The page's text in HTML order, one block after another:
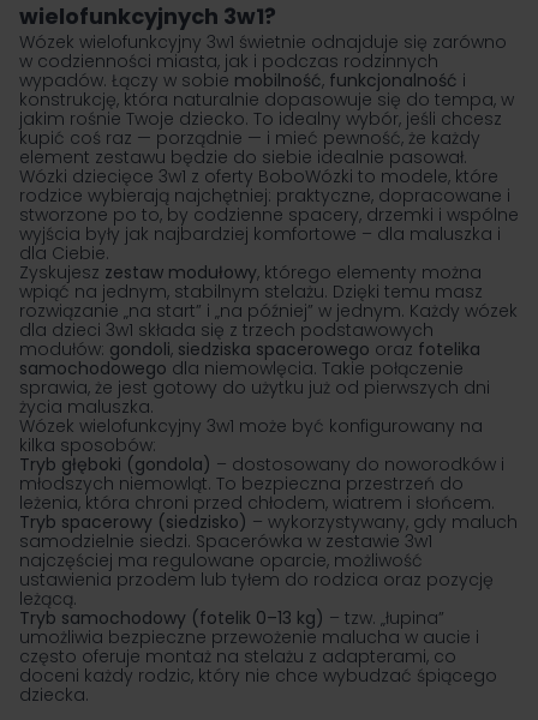
wielofunkcyjnych 3w1?
Wózek wielofunkcyjny 3w1 świetnie odnajduje się zarówno
w codzienności miasta, jak i podczas rodzinnych
wypadów. Łączy w sobie mobilność, funkcjonalność i
konstrukcję, która naturalnie dopasowuje się do tempa, w
jakim rośnie Twoje dziecko. To idealny wybór, jeśli chcesz
kupić coś raz — porządnie — i mieć pewność, że każdy
element zestawu będzie do siebie idealnie pasował.
Wózki dziecięce 3w1 z oferty BoboWózki to modele, które
rodzice wybierają najchętniej: praktyczne, dopracowane i
stworzone po to, by codzienne spacery, drzemki i wspólne
wyjścia były jak najbardziej komfortowe – dla maluszka i
dla Ciebie.
Zyskujesz zestaw modułowy, którego elementy można
wpiąć na jednym, stabilnym stelażu. Dzięki temu masz
rozwiązanie „na start” i „na później” w jednym. Każdy wózek
dla dzieci 3w1 składa się z trzech podstawowych
modułów: gondoli, siedziska spacerowego oraz fotelika
samochodowego dla niemowlęcia. Takie połączenie
sprawia, że jest gotowy do użytku już od pierwszych dni
życia maluszka.
Wózek wielofunkcyjny 3w1 może być konfigurowany na
kilka sposobów:
Tryb głęboki (gondola) – dostosowany do noworodków i
młodszych niemowląt. To bezpieczna przestrzeń do
leżenia, która chroni przed chłodem, wiatrem i słońcem.
Tryb spacerowy (siedzisko) – wykorzystywany, gdy maluch
samodzielnie siedzi. Spacerówka w zestawie 3w1
najczęściej ma regulowane oparcie, możliwość
ustawienia przodem lub tyłem do rodzica oraz pozycję
leżącą.
Tryb samochodowy (fotelik 0–13 kg) – tzw. „łupina”
umożliwia bezpieczne przewożenie malucha w aucie i
często oferuje montaż na stelażu z adapterami, co
doceni każdy rodzic, który nie chce wybudzać śpiącego
dziecka.